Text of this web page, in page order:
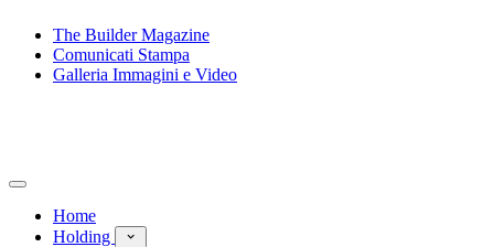
The Builder Magazine
Comunicati Stampa
Galleria Immagini e Video
Home
Holding